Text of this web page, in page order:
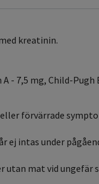
kreatinin.
7,5 mg, Child-Pugh
förvärrade
intas under
mat vid ungefär